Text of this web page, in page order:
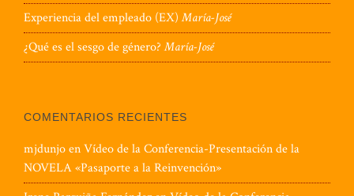
Experiencia del empleado (EX) María-José
¿Qué es el sesgo de género? María-José
COMENTARIOS RECIENTES
mjdunjoenVídeo de la Conferencia-Presentación de la
NOVELA «Pasaporte a la Reinvención»